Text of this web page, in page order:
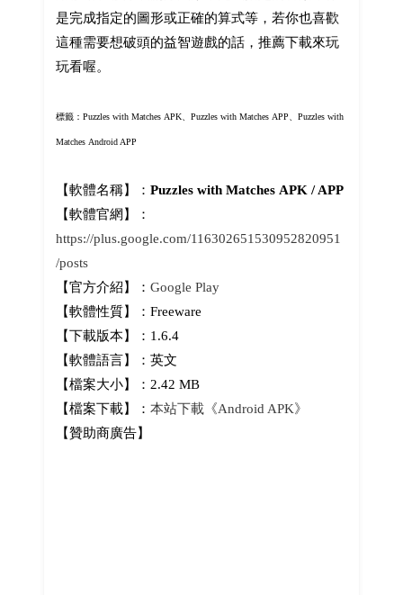
是完成指定的圖形或正確的算式等，若你也喜歡
這種需要想破頭的益智遊戲的話，推薦下載來玩
玩看喔。
標籤：Puzzles with Matches APK、Puzzles with Matches APP、Puzzles with
Matches Android APP
【軟體名稱】： Puzzles with Matches APK / APP
【軟體官網】：
https://plus.google.com/116302651530952820951
/posts
【官方介紹】： Google Play
【軟體性質】：Freeware
【下載版本】：1.6.4
【軟體語言】：英文
【檔案大小】：2.42 MB
【檔案下載】： 本站下載《Android APK》
【贊助商廣告】